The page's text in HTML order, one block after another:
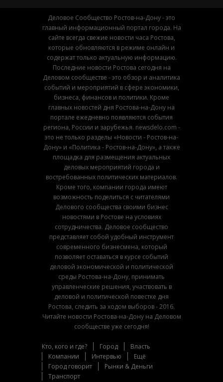
Деловое Сообщество Ростов-на-Дону - это
главный информационный портал города. На
сайте всегда свежие новости часа Ростова,
которые обновляются в режиме онлайн и
содержат только актуальную информацию.
Последние новости Ростова сегодня на
Деловом сообществе - это обзор и аналитика
событий и мероприятий в сфере экономики,
бизнеса, финансов и политики. Кроме
главных новостей дня Ростова-на-Дону на
портале ежедневно появляются события
региона, России и зарубежья. newsdelo.com -
это не только разделы «Новости - Ростов-на-
Дону» и «Политика - Ростов-на-Дону», а также
площадка для размещения актуальных
деловых мероприятий города и
востребованных политических материалов.
Кроме того, компании города имеют
возможность поделиться с читателями
Делового сообщества своими бизнес
новостями в Ростове на условиях
сотрудничества. Деловое сообщество
представляет собой удобный инструмент
современного бизнесмена, который
позволяет оставаться в курсе событий
деловой экономической и политической
среды Ростова-на-Дону, принимать
управленческие решения, участвовать в
деловой и политической повестке дня
Ростова, следить за ходом выборов - 2016.
Читайте новости Ростова-на-Дону на Деловом
сообществе уже сегодня!
Кто, кого и где? Город
Власть
Компании
Интервью
Ещё
Город говорит
Рынки & Деньги
Транспорт